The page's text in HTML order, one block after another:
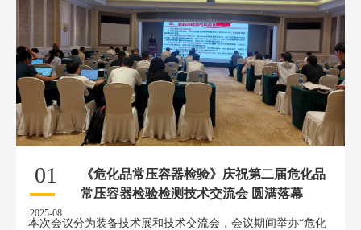
01
2025-08
《危化品常压容器检验》庆祝第二届危化品
常压容器检验检测技术交流会 圆满落幕
本次会议分为装备技术展和技术交流会，会议期间举办“危化